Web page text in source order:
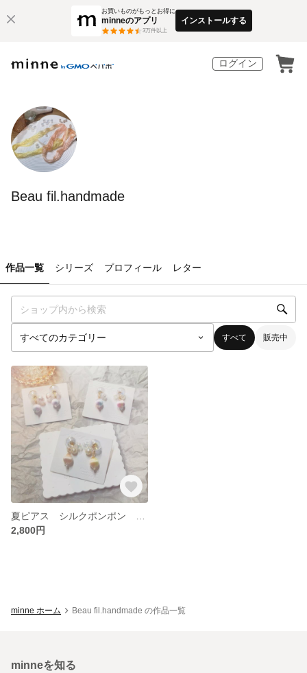
お買いものがもっとお得に
minneのアプリ
3万件以上
インストールする
ログイン
Beau fil.handmade
作品一覧 シリーズ プロフィール レター
すべて 販売中
2,800円
minne ホーム Beau fil.handmade の作品一覧
minneを知る